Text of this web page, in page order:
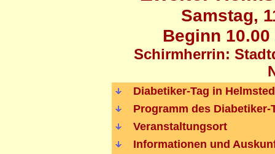
Samstag,
Beginn
Schirmherrin:
Diabetiker-Tag in
Programm des Diabetiker-
Veranstaltungsort
Informationen und